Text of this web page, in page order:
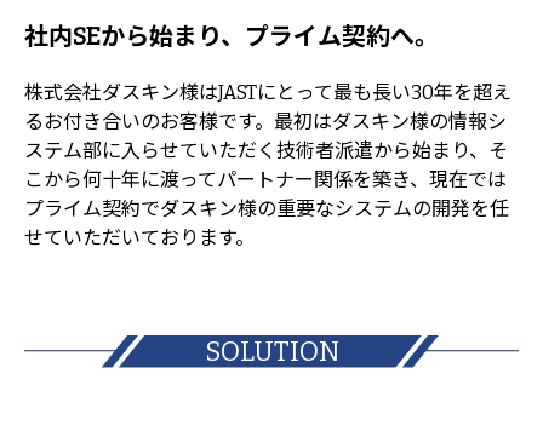
社内SEから始まり、プライム契約へ。
株式会社ダスキン様はJASTにとって最も長い30年を超え
るお付き合いのお客様です。最初はダスキン様の情報シ
ステム部に入らせていただく技術者派遣から始まり、そ
こから何十年に渡ってパートナー関係を築き、現在では
プライム契約でダスキン様の重要なシステムの開発を任
せていただいております。
SOLUTION